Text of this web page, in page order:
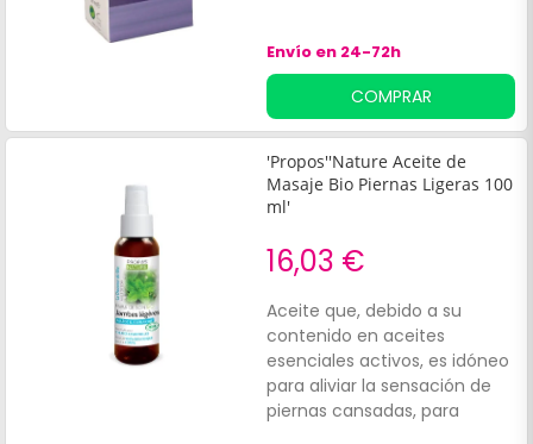
Envío en 24-72h
COMPRAR
'Propos''Nature Aceite de
Masaje Bio Piernas Ligeras 100
ml'
16,03 €
Aceite que, debido a su
contenido en aceites
esenciales activos, es idóneo
para aliviar la sensación de
piernas cansadas, para